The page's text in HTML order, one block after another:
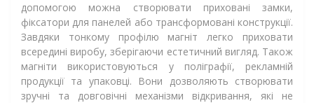
допомогою можна створювати приховані замки,
фіксатори для панелей або трансформовані конструкції.
Завдяки тонкому профілю магніт легко приховати
всередині виробу, зберігаючи естетичний вигляд. Також
магніти використовуються у поліграфії, рекламній
продукції та упаковці. Вони дозволяють створювати
зручні та довговічні механізми відкривання, які не